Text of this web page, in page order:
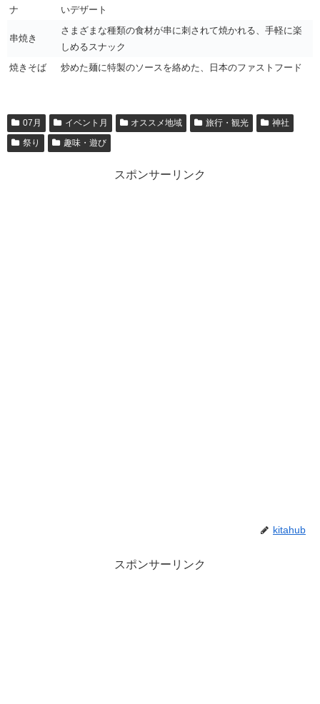
ナ
いデザート
串焼き
さまざまな種類の食材が串に刺されて焼かれる、手軽に楽
しめるスナック
焼きそば
炒めた麺に特製のソースを絡めた、日本のファストフード
07月 イベント月 オススメ地域 旅行・観光
神社
祭り
趣味・遊び
スポンサーリンク
kitahub
スポンサーリンク